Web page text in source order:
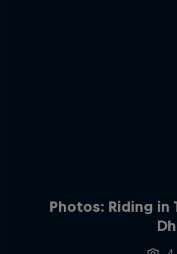
Photos: Riding